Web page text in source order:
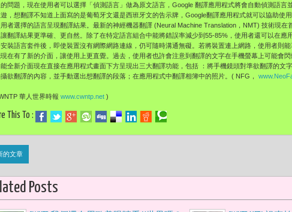
問題，現在使用者可以選擇「偵測語言」做為原文語言，Google 翻譯應用程式將會自動偵測語言
，想翻譯不知道上面寫的是葡萄牙文還是西班牙文的告示牌，Google翻譯應用程式就可以協助使
者選擇的語言呈現翻譯結果。最新的神經機器翻譯 (Neural Machine Translation，NMT) 技術現在
翻譯結果更準確、更自然。除了在特定語言組合中能將錯誤率減少到55-85%，使用者還可以在應
裝語言套件後，即使裝置沒有網際網路連線，仍可隨時溝通無礙。若將裝置連上網路，使用者則
在有了新的介面，讓使用上更直覺。過去，使用者也許會注意到翻譯的文字在手機螢幕上可能會
全新介面現在直接在應用程式畫面下方呈現出三大翻譯功能，包括 ：將手機鏡頭對準欲翻譯的文
欲翻譯的內容，並手動選出想翻譯的段落；在應用程式中翻譯相簿中的照片。( NFG，
華人世界時報 www.cwntp.net )
This To :
的文章
Posts